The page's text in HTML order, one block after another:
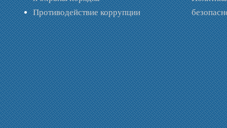
Противодействие коррупции